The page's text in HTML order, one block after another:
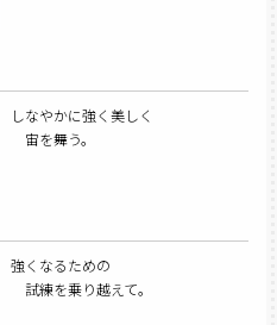
しなやかに強く美しく
宙を舞う。
強くなるための
試練を乗り越えて。